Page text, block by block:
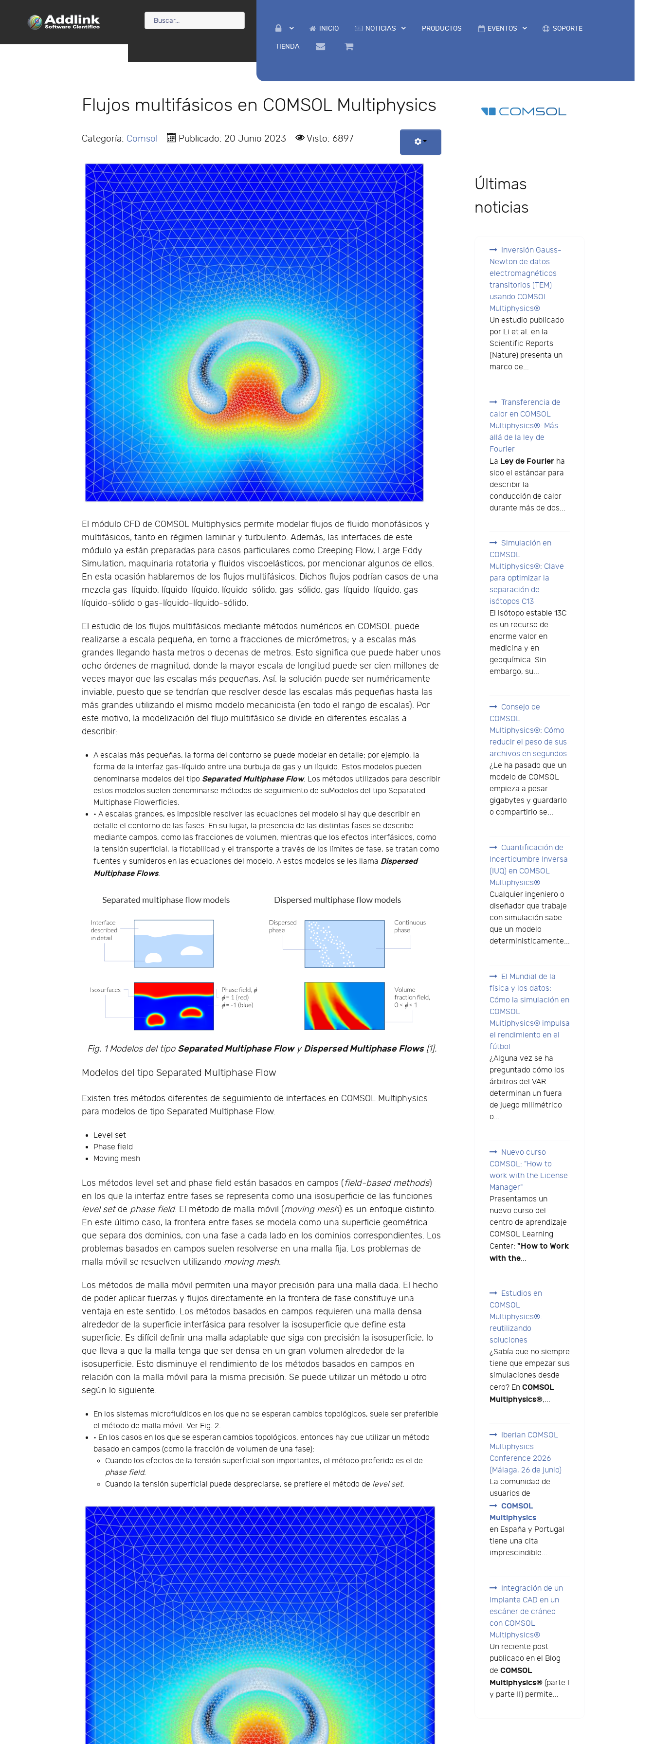
INICIO NOTICIAS PRODUCTOS EVENTOS SOPORTE
TIENDA
Flujos multifásicos en COMSOL Multiphysics
Categoría: Comsol Publicado: 20 Junio 2023 Visto: 6897
El módulo CFD de COMSOL Multiphysics permite modelar flujos de fluido monofásicos y
multifásicos, tanto en régimen laminar y turbulento. Además, las interfaces de este
módulo ya están preparadas para casos particulares como Creeping Flow, Large Eddy
Simulation, maquinaria rotatoria y fluidos viscoelásticos, por mencionar algunos de ellos.
En esta ocasión hablaremos de los flujos multifásicos. Dichos flujos podrían casos de una
mezcla gas-líquido, líquido-líquido, líquido-sólido, gas-sólido, gas-líquido-líquido, gas-
líquido-sólido o gas-líquido-líquido-sólido.
El estudio de los flujos multifásicos mediante métodos numéricos en COMSOL puede
realizarse a escala pequeña, en torno a fracciones de micrómetros; y a escalas más
grandes llegando hasta metros o decenas de metros. Esto significa que puede haber unos
ocho órdenes de magnitud, donde la mayor escala de longitud puede ser cien millones de
veces mayor que las escalas más pequeñas. Así, la solución puede ser numéricamente
inviable, puesto que se tendrían que resolver desde las escalas más pequeñas hasta las
más grandes utilizando el mismo modelo mecanicista (en todo el rango de escalas). Por
este motivo, la modelización del flujo multifásico se divide en diferentes escalas a
describir:
A escalas más pequeñas, la forma del contorno se puede modelar en detalle; por ejemplo, la
forma de la interfaz gas-líquido entre una burbuja de gas y un líquido. Estos modelos pueden
denominarse modelos del tipo Separated Multiphase Flow. Los métodos utilizados para describir
estos modelos suelen denominarse métodos de seguimiento de suModelos del tipo Separated
Multiphase Flowerficies.
• A escalas grandes, es imposible resolver las ecuaciones del modelo si hay que describir en
detalle el contorno de las fases. En su lugar, la presencia de las distintas fases se describe
mediante campos, como las fracciones de volumen, mientras que los efectos interfásicos, como
la tensión superficial, la flotabilidad y el transporte a través de los límites de fase, se tratan como
fuentes y sumideros en las ecuaciones del modelo. A estos modelos se les llama Dispersed
Multiphase Flows.
Fig. 1 Modelos del tipo Separated Multiphase FlowyDispersed Multiphase Flows[1].
Modelos del tipo Separated Multiphase Flow
Existen tres métodos diferentes de seguimiento de interfaces en COMSOL Multiphysics
para modelos de tipo Separated Multiphase Flow.
Level set
Phase field
Moving mesh
Los métodos level set and phase field están basados en campos (field-based methods)
en los que la interfaz entre fases se representa como una isosuperficie de las funciones
level setde phase field. El método de malla móvil (moving mesh) es un enfoque distinto.
En este último caso, la frontera entre fases se modela como una superficie geométrica
que separa dos dominios, con una fase a cada lado en los dominios correspondientes. Los
problemas basados en campos suelen resolverse en una malla fija. Los problemas de
malla móvil se resuelven utilizando moving mesh.
Los métodos de malla móvil permiten una mayor precisión para una malla dada. El hecho
de poder aplicar fuerzas y flujos directamente en la frontera de fase constituye una
ventaja en este sentido. Los métodos basados en campos requieren una malla densa
alrededor de la superficie interfásica para resolver la isosuperficie que define esta
superficie. Es difícil definir una malla adaptable que siga con precisión la isosuperficie, lo
que lleva a que la malla tenga que ser densa en un gran volumen alrededor de la
isosuperficie. Esto disminuye el rendimiento de los métodos basados en campos en
relación con la malla móvil para la misma precisión. Se puede utilizar un método u otro
según lo siguiente:
En los sistemas microfluídicos en los que no se esperan cambios topológicos, suele ser preferible
el método de malla móvil. Ver Fig. 2.
• En los casos en los que se esperan cambios topológicos, entonces hay que utilizar un método
basado en campos (como la fracción de volumen de una fase):
Cuando los efectos de la tensión superficial son importantes, el método preferido es el de
phase field.
Cuando la tensión superficial puede despreciarse, se prefiere el método de level set.
Últimas
noticias
Inversión Gauss-
Newton de datos
electromagnéticos
transitorios (TEM)
usando COMSOL
Multiphysics®
Un estudio publicado
por Li et al. en la
Scientific Reports
(Nature) presenta un
marco de...
Transferencia de
calor en COMSOL
Multiphysics®: Más
allá de la ley de
Fourier
La Ley de Fourierha
sido el estándar para
describir la
conducción de calor
durante más de dos...
Simulación en
COMSOL
Multiphysics®: Clave
para optimizar la
separación de
isótopos C13
El isótopo estable 13C
es un recurso de
enorme valor en
medicina y en
geoquímica. Sin
embargo, su...
Consejo de
COMSOL
Multiphysics®: Cómo
reducir el peso de sus
archivos en segundos
¿Le ha pasado que un
modelo de COMSOL
empieza a pesar
gigabytes y guardarlo
o compartirlo se...
Cuantificación de
Incertidumbre Inversa
(IUQ) en COMSOL
Multiphysics®
Cualquier ingeniero o
diseñador que trabaje
con simulación sabe
que un modelo
deterministicamente...
El Mundial de la
física y los datos:
Cómo la simulación en
COMSOL
Multiphysics® impulsa
el rendimiento en el
fútbol
¿Alguna vez se ha
preguntado cómo los
árbitros del VAR
determinan un fuera
de juego milimétrico
o...
Nuevo curso
COMSOL: "How to
work with the License
Manager"
Presentamos un
nuevo curso del
centro de aprendizaje
COMSOL Learning
Center: "How to Work
with the...
Estudios en
COMSOL
Multiphysics®:
reutilizando
soluciones
¿Sabía que no siempre
tiene que empezar sus
simulaciones desde
cero? EnCOMSOL
Multiphysics®,...
Iberian COMSOL
Multiphysics
Conference 2026
(Málaga, 26 de junio)
La comunidad de
usuarios de
COMSOL
Multiphysics
en España y Portugal
tiene una cita
imprescindible...
Integración de un
Implante CAD en un
escáner de cráneo
con COMSOL
Multiphysics®
Un reciente post
publicado en el Blog
de COMSOL
Multiphysics®(parte I
y parte II) permite...